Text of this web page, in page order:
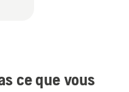
ce que vous